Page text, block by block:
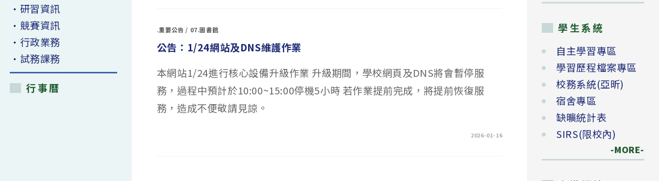
軌
挑
戰
佳
作〉
看
界：
口
體
驗
寒
假
中
生
.重要公告 / 07.圖書館
公告：1/24網站及DNS維護作業
本網站1/24進行核心設備升級作業 升級期間，學校網頁及DNS將會暫停服
務，過程中預計於10:00~15:00停機5小時 若作業提前完成，將提前恢復服
務，造成不便敬請見諒。
2026-01-16
•研習資訊
•競賽資訊
•行政業務
•試務課務
行事曆
學生系統
自主學習專區
學習歷程檔案專區
校務系統(亞昕)
宿舍專區
缺曠統計表
SIRS(限校內)
-MORE-